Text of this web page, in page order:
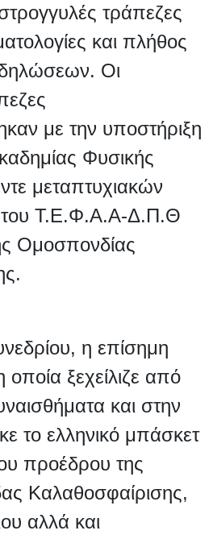
τράπεζες
και πλήθος
Οι
με την υποστήριξη
Φυσικής
μεταπτυχιακών
Τ.Ε.Φ.Α.Α-Δ.Π.Θ
Ομοσπονδίας
η επίσημη
οποία ξεχείλιζε από
και στην
το ελληνικό μπάσκετ
προέδρου της
Καλαθοσφαίρισης,
αλλά και